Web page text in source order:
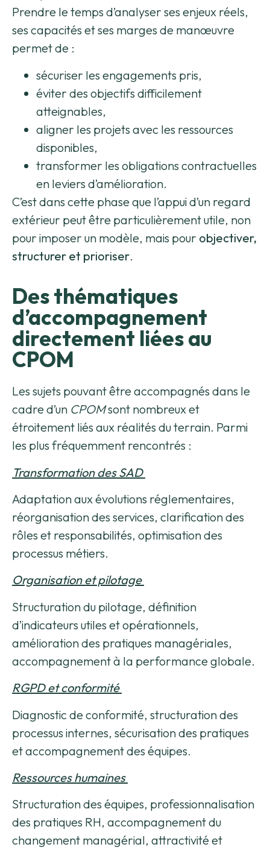
Prendre le temps d’analyser ses enjeux réels,
ses capacités et ses marges de manœuvre
permet de :
sécuriser les engagements pris,
éviter des objectifs difficilement
atteignables,
aligner les projets avec les ressources
disponibles,
transformer les obligations contractuelles
en leviers d’amélioration.
C’est dans cette phase que l’appui d’un regard
extérieur peut être particulièrement utile, non
pour imposer un modèle, mais pour objectiver,
structurer et prioriser.
Des thématiques
d’accompagnement
directement liées au
CPOM
Les sujets pouvant être accompagnés dans le
cadre d’un CPOMsont nombreux et
étroitement liés aux réalités du terrain. Parmi
les plus fréquemment rencontrés :
Transformation des SAD
Adaptation aux évolutions réglementaires,
réorganisation des services, clarification des
rôles et responsabilités, optimisation des
processus métiers.
Organisation et pilotage
Structuration du pilotage, définition
d’indicateurs utiles et opérationnels,
amélioration des pratiques managériales,
accompagnement à la performance globale.
RGPD et conformité
Diagnostic de conformité, structuration des
processus internes, sécurisation des pratiques
et accompagnement des équipes.
Ressources humaines
Structuration des équipes, professionnalisation
des pratiques RH, accompagnement du
changement managérial, attractivité et